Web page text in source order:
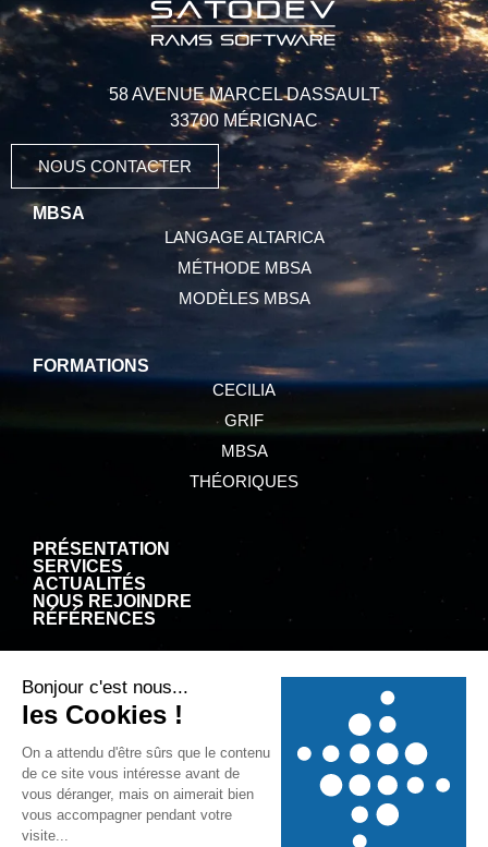
MBSA
LANGAGE ALTARICA
MÉTHODE MBSA
MODÈLES MBSA
58 AVENUE MARCEL DASSAULT
33700 MÉRIGNAC
NOUS CONTACTER
FORMATIONS
CECILIA
GRIF
MBSA
THÉORIQUES
PRÉSENTATION
SERVICES
ACTUALITÉS
NOUS REJOINDRE
RÉFÉRENCES
POLITIQUE DE CONFIDENTIALITÉ
POLITIQUE RELATIVE AUX COOKIES
© 2025 SATODEV – Creation site web EEnov agence web Bordeaux